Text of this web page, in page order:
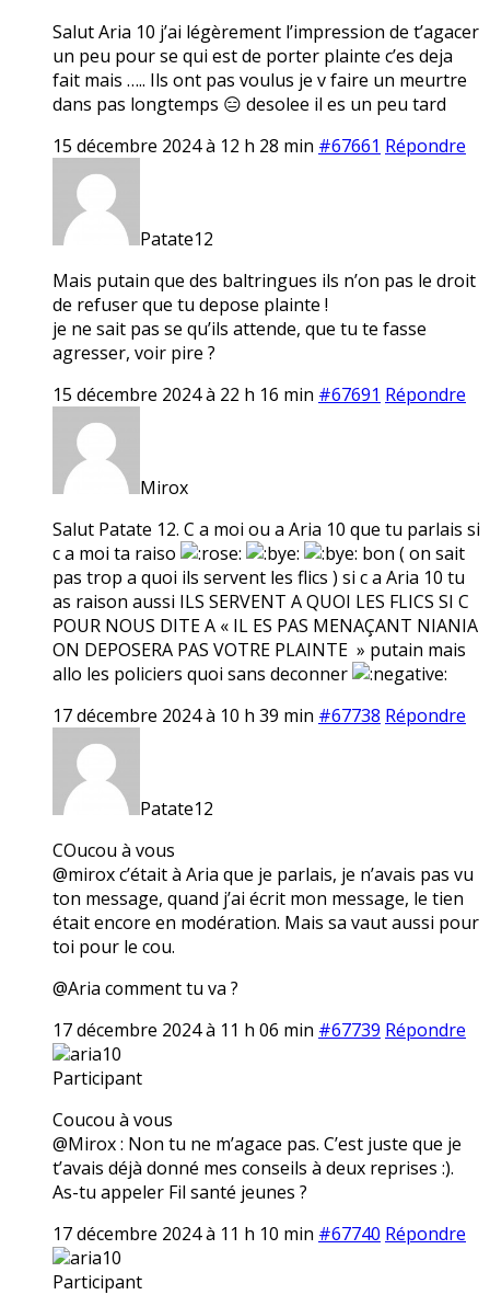
Salut Aria 10 j’ai légèrement l’impression de t’agacer
un peu pour se qui est de porter plainte c’es deja
fait mais ….. Ils ont pas voulus je v faire un meurtre
dans pas longtemps 😑 desolee il es un peu tard
15 décembre 2024 à 12 h 28 min #67661 Répondre
Patate12
Mais putain que des baltringues ils n’on pas le droit
de refuser que tu depose plainte !
je ne sait pas se qu’ils attende, que tu te fasse
agresser, voir pire ?
15 décembre 2024 à 22 h 16 min #67691 Répondre
Mirox
Salut Patate 12. C a moi ou a Aria 10 que tu parlais si
c a moi ta raiso
bon ( on sait
pas trop a quoi ils servent les flics ) si c a Aria 10 tu
as raison aussi ILS SERVENT A QUOI LES FLICS SI C
POUR NOUS DITE A « IL ES PAS MENAÇANT NIANIA
ON DEPOSERA PAS VOTRE PLAINTE » putain mais
allo les policiers quoi sans deconner
17 décembre 2024 à 10 h 39 min #67738 Répondre
Patate12
COucou à vous
@mirox c’était à Aria que je parlais, je n’avais pas vu
ton message, quand j’ai écrit mon message, le tien
était encore en modération. Mais sa vaut aussi pour
toi pour le cou.
@Aria comment tu va ?
17 décembre 2024 à 11 h 06 min #67739 Répondre
aria10
Participant
Coucou à vous
@Mirox : Non tu ne m’agace pas. C’est juste que je
t’avais déjà donné mes conseils à deux reprises :).
As-tu appeler Fil santé jeunes ?
17 décembre 2024 à 11 h 10 min #67740 Répondre
aria10
Participant